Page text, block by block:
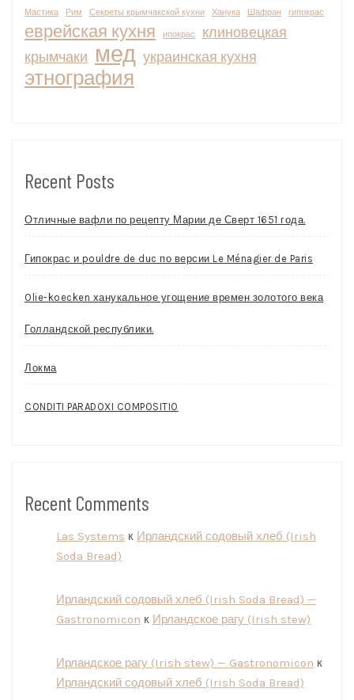
Мастика Рим Секреты крымчакской кухни Ханука Шафран гипокрас
еврейская кухня ипокрас
клиновецкая
крымчаки мед украинская кухня
этнография
Recent Posts
Отличные вафли по рецепту Марии де Сверт 1651 года.
Гипокрас и pouldre de duc по версии Le Ménagier de Paris
Olie-koecken ханукальное угощение времен золотого века
Голландской республики.
Локма
CONDITI PARADOXI COMPOSITIO
Recent Comments
Las Systems к Ирландский содовый хлеб (Irish
Soda Bread)
Ирландский содовый хлеб (Irish Soda Bread) —
Gastronomicon к Ирландское рагу (Irish stew)
Ирландское рагу (Irish stew) — Gastronomicon к
Ирландский содовый хлеб (Irish Soda Bread)